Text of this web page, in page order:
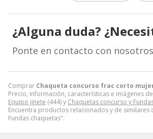
Comprar Chaqueta concurso frac corto
Precio, información, características e imágenes de
Equipo jinete (444) y Chaquetas concurso y
Encuentra productos relacionados y de similares
Fundas chaquetas".
¿Alguna duda?
Ponte en contacto con